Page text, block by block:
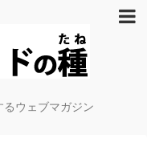
ウェブマガジン